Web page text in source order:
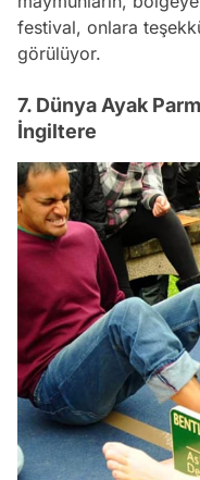
festival, onlara
görülüyor.
7. Dünya Ayak
İngiltere